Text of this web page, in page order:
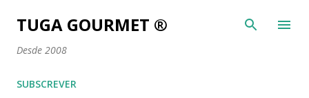
Avançar para o conteúdo principal
TUGA GOURMET ®
Desde 2008
SUBSCREVER